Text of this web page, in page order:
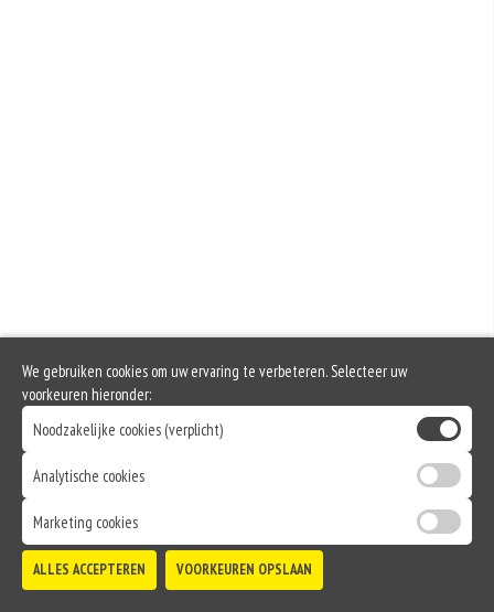
We gebruiken cookies om uw ervaring te verbeteren. Selecteer uw
voorkeuren hieronder:
Noodzakelijke cookies (verplicht)
Analytische cookies
Marketing cookies
ALLES ACCEPTEREN VOORKEUREN OPSLAAN